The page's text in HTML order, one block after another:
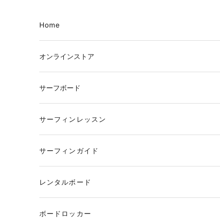
Home
オンラインストア
サーフボード
サーフィンレッスン
サーフィンガイド
レンタルボード
ボードロッカー